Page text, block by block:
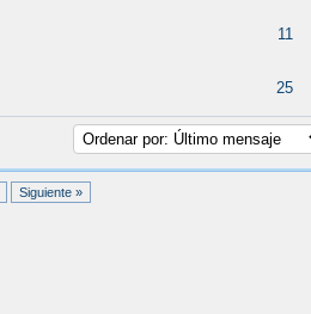
11
25
Siguiente »